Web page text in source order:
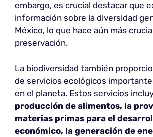
embargo, es crucial destacar que
información sobre la diversidad
México, lo que hace aún más
preservación.
La biodiversidad también
de servicios ecológicos
en el planeta. Estos servicios
producción de alimentos, la
materias primas para el
económico, la generación de